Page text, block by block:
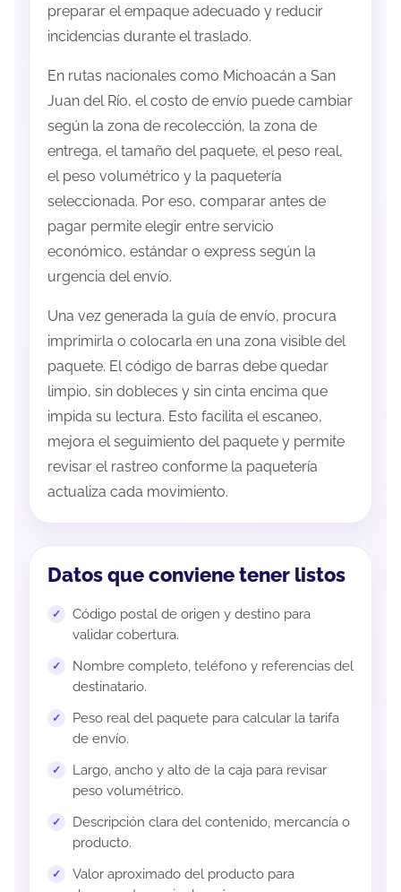
preparar el empaque adecuado y reducir
incidencias durante el traslado.
En rutas nacionales como Michoacán a San
Juan del Río, el costo de envío puede cambiar
según la zona de recolección, la zona de
entrega, el tamaño del paquete, el peso real,
el peso volumétrico y la paquetería
seleccionada. Por eso, comparar antes de
pagar permite elegir entre servicio
económico, estándar o express según la
urgencia del envío.
Una vez generada la guía de envío, procura
imprimirla o colocarla en una zona visible del
paquete. El código de barras debe quedar
limpio, sin dobleces y sin cinta encima que
impida su lectura. Esto facilita el escaneo,
mejora el seguimiento del paquete y permite
revisar el rastreo conforme la paquetería
actualiza cada movimiento.
Datos que conviene tener listos
Código postal de origen y destino para
validar cobertura.
Nombre completo, teléfono y referencias del
destinatario.
Peso real del paquete para calcular la tarifa
de envío.
Largo, ancho y alto de la caja para revisar
peso volumétrico.
Descripción clara del contenido, mercancía o
producto.
Valor aproximado del producto para